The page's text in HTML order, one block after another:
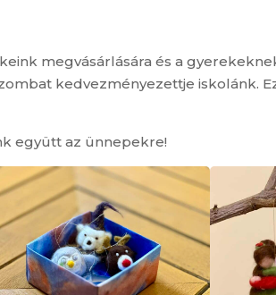
megvásárlására és a
kedvezményezettje iskolánk.
együtt az ünnepekre!